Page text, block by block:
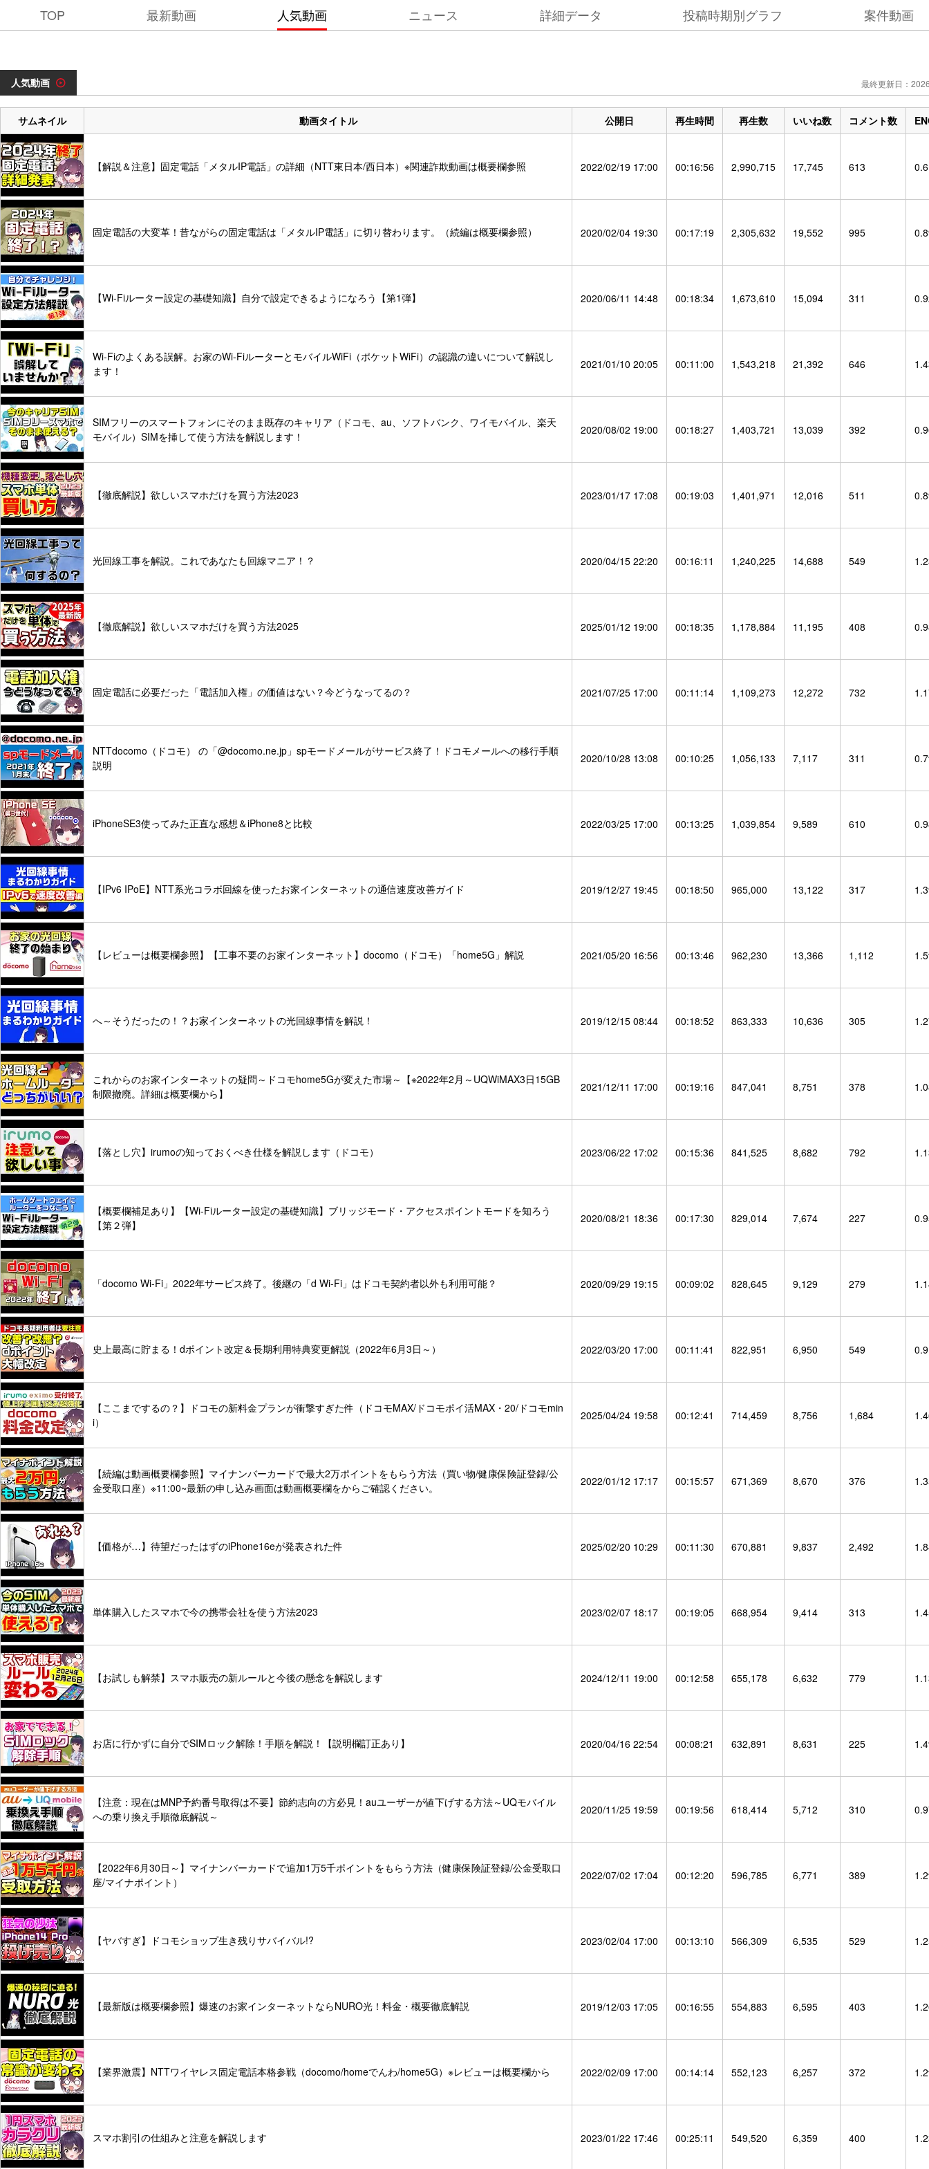
TOP 最新動画 人気動画 ニュース 詳細データ 投稿時期別グラフ 案件動画
人気動画 最終更新日：
サムネイル 動画タイトル 公開日 再生時間 再生数 いいね数 コメント数
【解説＆注意】固定電話「メタルIP電話」の詳細（NTT東日本/西日本）※関連詐欺動画は概要欄参照 2022/02/19 17:00 00:16:56 2,990,715 17,745 613
固定電話の大変革！昔ながらの固定電話は「メタルIP電話」に切り替わります。（続編は概要欄参照） 2020/02/04 19:30 00:17:19 2,305,632 19,552 995
【Wi-Fiルーター設定の基礎知識】自分で設定できるようになろう【第1弾】 2020/06/11 14:48 00:18:34 1,673,610 15,094 311
Wi-Fiのよくある誤解。お家のWi-FiルーターとモバイルWiFi（ポケットWiFi）の認識の違いについて解説し
ます！
2021/01/10 20:05 00:11:00 1,543,218 21,392 646
SIMフリーのスマートフォンにそのまま既存のキャリア（ドコモ、au、ソフトバンク、ワイモバイル、楽天
モバイル）SIMを挿して使う方法を解説します！
2020/08/02 19:00 00:18:27 1,403,721 13,039 392
【徹底解説】欲しいスマホだけを買う方法2023 2023/01/17 17:08 00:19:03 1,401,971 12,016 511
光回線工事を解説。これであなたも回線マニア！？ 2020/04/15 22:20 00:16:11 1,240,225 14,688 549
【徹底解説】欲しいスマホだけを買う方法2025 2025/01/12 19:00 00:18:35 1,178,884 11,195 408
固定電話に必要だった「電話加入権」の価値はない？今どうなってるの？ 2021/07/25 17:00 00:11:14 1,109,273 12,272 732
NTTdocomo（ドコモ） の「@docomo.ne.jp」spモードメールがサービス終了！ドコモメールへの移行手順
説明
2020/10/28 13:08 00:10:25 1,056,133 7,117 311
iPhoneSE3使ってみた正直な感想＆iPhone8と比較 2022/03/25 17:00 00:13:25 1,039,854 9,589 610
【IPv6 IPoE】NTT系光コラボ回線を使ったお家インターネットの通信速度改善ガイド 2019/12/27 19:45 00:18:50 965,000 13,122 317
【レビューは概要欄参照】【工事不要のお家インターネット】docomo（ドコモ）「home5G」解説 2021/05/20 16:56 00:13:46 962,230 13,366 1,112
へ～そうだったの！？お家インターネットの光回線事情を解説！ 2019/12/15 08:44 00:18:52 863,333 10,636 305
これからのお家インターネットの疑問～ドコモhome5Gが変えた市場～【※2022年2月～UQWiMAX3日15GB
制限撤廃。詳細は概要欄から】
2021/12/11 17:00 00:19:16 847,041 8,751 378
【落とし穴】irumoの知っておくべき仕様を解説します（ドコモ） 2023/06/22 17:02 00:15:36 841,525 8,682 792
【概要欄補足あり】【Wi-Fiルーター設定の基礎知識】ブリッジモード・アクセスポイントモードを知ろう
【第２弾】
2020/08/21 18:36 00:17:30 829,014 7,674 227
「docomo Wi-Fi」2022年サービス終了。後継の「d Wi-Fi」はドコモ契約者以外も利用可能？ 2020/09/29 19:15 00:09:02 828,645 9,129 279
史上最高に貯まる！dポイント改定＆長期利用特典変更解説（2022年6月3日～） 2022/03/20 17:00 00:11:41 822,951 6,950 549
【ここまでするの？】ドコモの新料金プランが衝撃すぎた件（ドコモMAX/ドコモポイ活MAX・20/ドコモmin
i）
2025/04/24 19:58 00:12:41 714,459 8,756 1,684
【続編は動画概要欄参照】マイナンバーカードで最大2万ポイントをもらう方法（買い物/健康保険証登録/公
金受取口座）※11:00~最新の申し込み画面は動画概要欄をからご確認ください。
2022/01/12 17:17 00:15:57 671,369 8,670 376
【価格が…】待望だったはずのiPhone16eが発表された件 2025/02/20 10:29 00:11:30 670,881 9,837 2,492
単体購入したスマホで今の携帯会社を使う方法2023 2023/02/07 18:17 00:19:05 668,954 9,414 313
【お試しも解禁】スマホ販売の新ルールと今後の懸念を解説します 2024/12/11 19:00 00:12:58 655,178 6,632 779
お店に行かずに自分でSIMロック解除！手順を解説！【説明欄訂正あり】 2020/04/16 22:54 00:08:21 632,891 8,631 225
【注意：現在はMNP予約番号取得は不要】節約志向の方必見！auユーザーが値下げする方法～UQモバイル
への乗り換え手順徹底解説～
2020/11/25 19:59 00:19:56 618,414 5,712 310
【2022年6月30日～】マイナンバーカードで追加1万5千ポイントをもらう方法（健康保険証登録/公金受取口
座/マイナポイント）
2022/07/02 17:04 00:12:20 596,785 6,771 389
【ヤバすぎ】ドコモショップ生き残りサバイバル!? 2023/02/04 17:00 00:13:10 566,309 6,535 529
【最新版は概要欄参照】爆速のお家インターネットならNURO光！料金・概要徹底解説 2019/12/03 17:05 00:16:55 554,883 6,595 403
【業界激震】NTTワイヤレス固定電話本格参戦（docomo/homeでんわ/home5G）※レビューは概要欄から 2022/02/09 17:00 00:14:14 552,123 6,257 372
スマホ割引の仕組みと注意を解説します 2023/01/22 17:46 00:25:11 549,520 6,359 400